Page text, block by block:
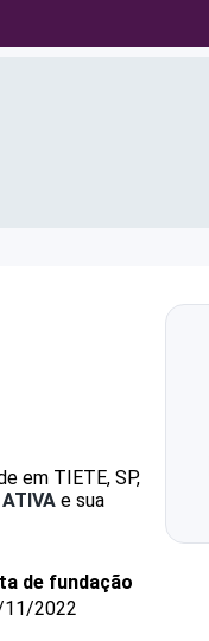
em TIETE, SP,
ATIVA e sua
de fundação
2022